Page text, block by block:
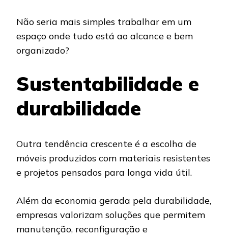
Não seria mais simples trabalhar em um
espaço onde tudo está ao alcance e bem
organizado?
Sustentabilidade e
durabilidade
Outra tendência crescente é a escolha de
móveis produzidos com materiais resistentes
e projetos pensados para longa vida útil.
Além da economia gerada pela durabilidade,
empresas valorizam soluções que permitem
manutenção, reconfiguração e